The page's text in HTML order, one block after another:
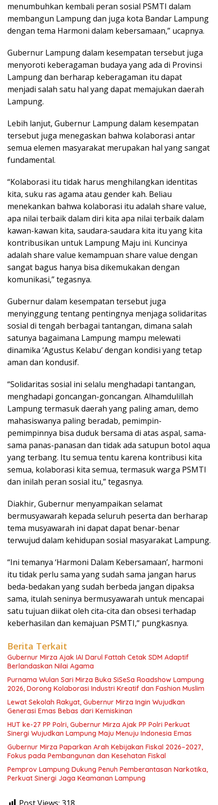
menumbuhkan kembali peran sosial PSMTI dalam
membangun Lampung dan juga kota Bandar Lampung
dengan tema Harmoni dalam kebersamaan,” ucapnya.
Gubernur Lampung dalam kesempatan tersebut juga
menyoroti keberagaman budaya yang ada di Provinsi
Lampung dan berharap keberagaman itu dapat
menjadi salah satu hal yang dapat memajukan daerah
Lampung.
Lebih lanjut, Gubernur Lampung dalam kesempatan
tersebut juga menegaskan bahwa kolaborasi antar
semua elemen masyarakat merupakan hal yang sangat
fundamental.
“Kolaborasi itu tidak harus menghilangkan identitas
kita, suku ras agama atau gender kah. Beliau
menekankan bahwa kolaborasi itu adalah share value,
apa nilai terbaik dalam diri kita apa nilai terbaik dalam
kawan-kawan kita, saudara-saudara kita itu yang kita
kontribusikan untuk Lampung Maju ini. Kuncinya
adalah share value kemampuan share value dengan
sangat bagus hanya bisa dikemukakan dengan
komunikasi,” tegasnya.
Gubernur dalam kesempatan tersebut juga
menyinggung tentang pentingnya menjaga solidaritas
sosial di tengah berbagai tantangan, dimana salah
satunya bagaimana Lampung mampu melewati
dinamika ‘Agustus Kelabu’ dengan kondisi yang tetap
aman dan kondusif.
“Solidaritas sosial ini selalu menghadapi tantangan,
menghadapi goncangan-goncangan. Alhamdulillah
Lampung termasuk daerah yang paling aman, demo
mahasiswanya paling beradab, pemimpin-
pemimpinnya bisa duduk bersama di atas aspal, sama-
sama panas-panasan dan tidak ada satupun botol aqua
yang terbang. Itu semua tentu karena kontribusi kita
semua, kolaborasi kita semua, termasuk warga PSMTI
dan inilah peran sosial itu,” tegasnya.
Diakhir, Gubernur menyampaikan selamat
bermusyawarah kepada seluruh peserta dan berharap
tema musyawarah ini dapat dapat benar-benar
terwujud dalam kehidupan sosial masyarakat Lampung.
“Ini temanya ‘Harmoni Dalam Kebersamaan’, harmoni
itu tidak perlu sama yang sudah sama jangan harus
beda-bedakan yang sudah berbeda jangan dipaksa
sama, itulah seninya bermusyawarah untuk mencapai
satu tujuan diikat oleh cita-cita dan obsesi terhadap
keberhasilan dan kemajuan PSMTI,” pungkasnya.
Berita Terkait
Gubernur Mirza Ajak IAI Darul Fattah Cetak SDM Adaptif
Berlandaskan Nilai Agama
Purnama Wulan Sari Mirza Buka SiSeSa Roadshow Lampung
2026, Dorong Kolaborasi Industri Kreatif dan Fashion Muslim
Lewat Sekolah Rakyat, Gubernur Mirza Ingin Wujudkan
Generasi Emas Bebas dari Kemiskinan
HUT ke-27 PP Polri, Gubernur Mirza Ajak PP Polri Perkuat
Sinergi Wujudkan Lampung Maju Menuju Indonesia Emas
Gubernur Mirza Paparkan Arah Kebijakan Fiskal 2026–2027,
Fokus pada Pembangunan dan Kesehatan Fiskal
Pemprov Lampung Dukung Penuh Pemberantasan Narkotika,
Perkuat Sinergi Jaga Keamanan Lampung
Post Views: 318